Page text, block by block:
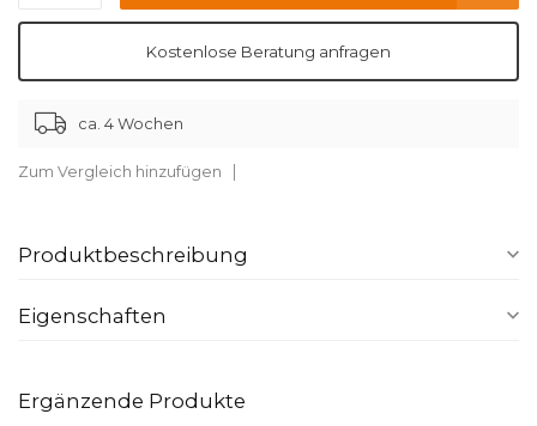
Kostenlose Beratung anfragen
ca. 4 Wochen
Zum Vergleich hinzufügen
Produktbeschreibung
Eigenschaften
Ergänzende Produkte